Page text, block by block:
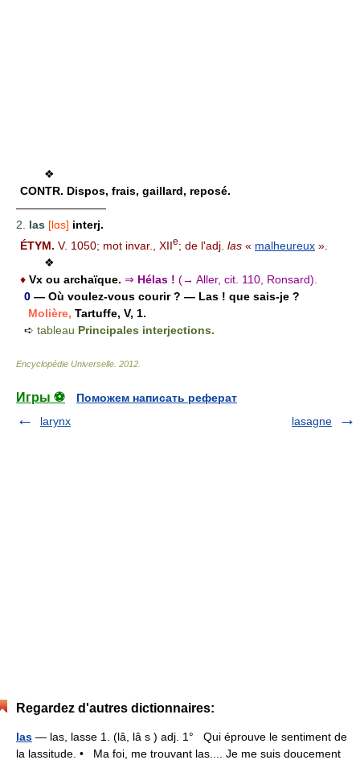
❖
CONTR. Dispos, frais, gaillard, reposé.
————————
2. las [lɑs] interj.
ÉTYM. V. 1050; mot invar., XIIe; de l'adj. las « malheureux ».
❖
♦ Vx ou archaïque. ⇒ Hélas ! (→ Aller, cit. 110, Ronsard).
0 — Où voulez-vous courir ? — Las ! que sais-je ?
Molière, Tartuffe, V, 1.
➪ tableau Principales interjections.
Encyclopédie Universelle 2012
Игры ⚽
Поможем написать реферат
larynx
lasagne
Regardez d'autres dictionnaires:
las — las, lasse 1. (lâ, lâ s ) adj. 1° Qui éprouve le sentiment de
la lassitude. • Ma foi, me trouvant las.... Je me suis doucement